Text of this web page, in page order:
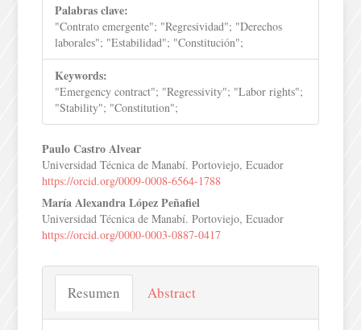
Palabras clave:
"Contrato emergente"; "Regresividad"; "Derechos
laborales"; "Estabilidad"; "Constitución";
Keywords:
"Emergency contract"; "Regressivity"; "Labor rights";
"Stability"; "Constitution";
Contenido
principal
del
artículo
Paulo Castro Alvear
Universidad Técnica de Manabí. Portoviejo, Ecuador
https://orcid.org/0009-0008-6564-1788
María Alexandra López Peñafiel
Universidad Técnica de Manabí. Portoviejo, Ecuador
https://orcid.org/0000-0003-0887-0417
Resumen Abstract